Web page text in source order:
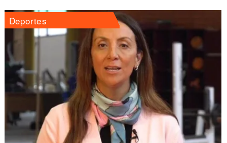
Deportes